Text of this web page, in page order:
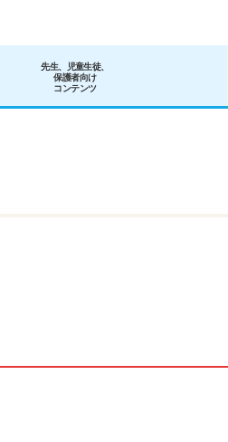
先生、児童生徒、
保護者向け
コンテンツ
訂正のご案内